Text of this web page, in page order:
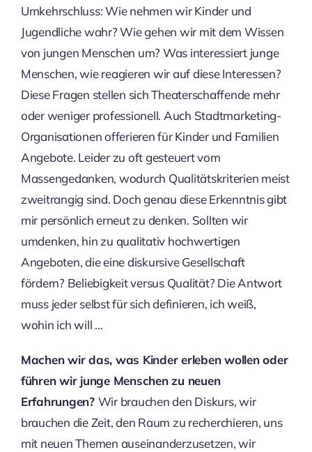
Umkehrschluss: Wie nehmen wir Kinder und
Jugendliche wahr? Wie gehen wir mit dem Wissen
von jungen Menschen um? Was interessiert junge
Menschen, wie reagieren wir auf diese Interessen?
Diese Fragen stellen sich Theaterschaffende mehr
oder weniger professionell. Auch Stadtmarketing-
Organisationen offerieren für Kinder und Familien
Angebote. Leider zu oft gesteuert vom
Massengedanken, wodurch Qualitätskriterien meist
zweitrangig sind. Doch genau diese Erkenntnis gibt
mir persönlich erneut zu denken. Sollten wir
umdenken, hin zu qualitativ hochwertigen
Angeboten, die eine diskursive Gesellschaft
fördern? Beliebigkeit versus Qualität? Die Antwort
muss jeder selbst für sich definieren, ich weiß,
wohin ich will …
Machen wir das, was Kinder erleben wollen oder
führen wir junge Menschen zu neuen
Erfahrungen? Wir brauchen den Diskurs, wir
brauchen die Zeit, den Raum zu recherchieren, uns
mit neuen Themen auseinanderzusetzen, wir